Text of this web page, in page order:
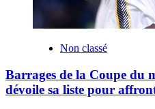
Non classé
Barrages de la Coupe du
dévoile sa liste pour